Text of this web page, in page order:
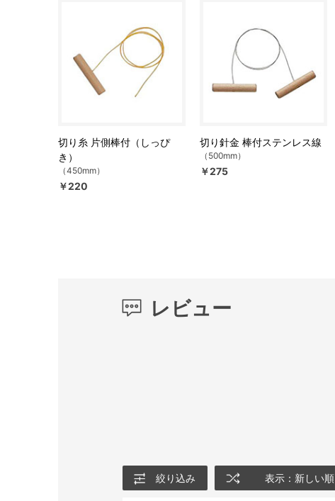
切り糸 片側棒付（しっぴ
き）
（450mm）
￥220
切り針金 棒付ステンレス線
（500mm）
￥275
レビュー
絞り込み 表示：新しい順